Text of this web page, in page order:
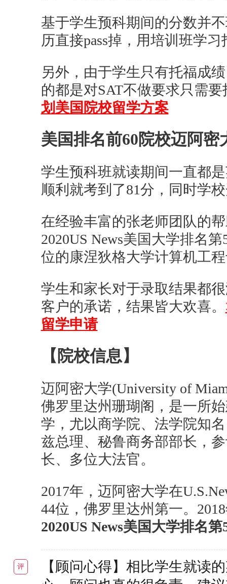
基于学生预科期间的分数并
历直接pass掉，用培训班学
另外，由于学生只有托福成
的都是对SAT不做要求只需
划美国院校留学方案
美国排名前60院校迈阿密
学生预科班就读期间一直都
顺利就考到了81分，同时学
在经验丰富的张老师团队的
2020US News美国大学排名
位的康涅狄格大学计算机工
学生和家长对于录取结果都
客户的承诺，结果皆大欢喜。
留学申请
【院校信息】
迈阿密大学(University of
佛罗里达州珊瑚阁，是一所
学，尤以商学院、法学院知
兹总理、秘鲁商务部部长，
长、多位大法官。
2017年，迈阿密大学在
44位，佛罗里达州第一。
2020US News美国大学排名第
评
【顾问心得】相比学生就读